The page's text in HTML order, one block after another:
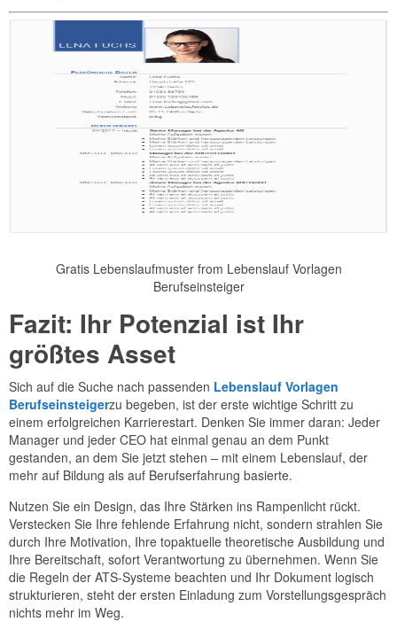
Gratis Lebenslaufmuster from Lebenslauf Vorlagen
Berufseinsteiger
Fazit: Ihr Potenzial ist Ihr
größtes Asset
Sich auf die Suche nach passenden Lebenslauf Vorlagen
Berufseinsteigerzu begeben, ist der erste wichtige Schritt zu
einem erfolgreichen Karrierestart. Denken Sie immer daran: Jeder
Manager und jeder CEO hat einmal genau an dem Punkt
gestanden, an dem Sie jetzt stehen – mit einem Lebenslauf, der
mehr auf Bildung als auf Berufserfahrung basierte.
Nutzen Sie ein Design, das Ihre Stärken ins Rampenlicht rückt.
Verstecken Sie Ihre fehlende Erfahrung nicht, sondern strahlen Sie
durch Ihre Motivation, Ihre topaktuelle theoretische Ausbildung und
Ihre Bereitschaft, sofort Verantwortung zu übernehmen. Wenn Sie
die Regeln der ATS-Systeme beachten und Ihr Dokument logisch
strukturieren, steht der ersten Einladung zum Vorstellungsgespräch
nichts mehr im Weg.